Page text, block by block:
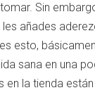
Sin
añades
esto,
sana en una
en la tienda